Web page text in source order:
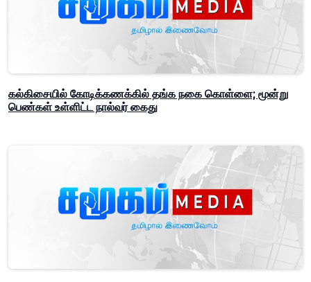
கல்கிசையில் கோடிக்கணக்கில் தங்க நகை கொள்ளை; மூன்று
பெண்கள் உள்ளிட்ட நால்வர் கைது